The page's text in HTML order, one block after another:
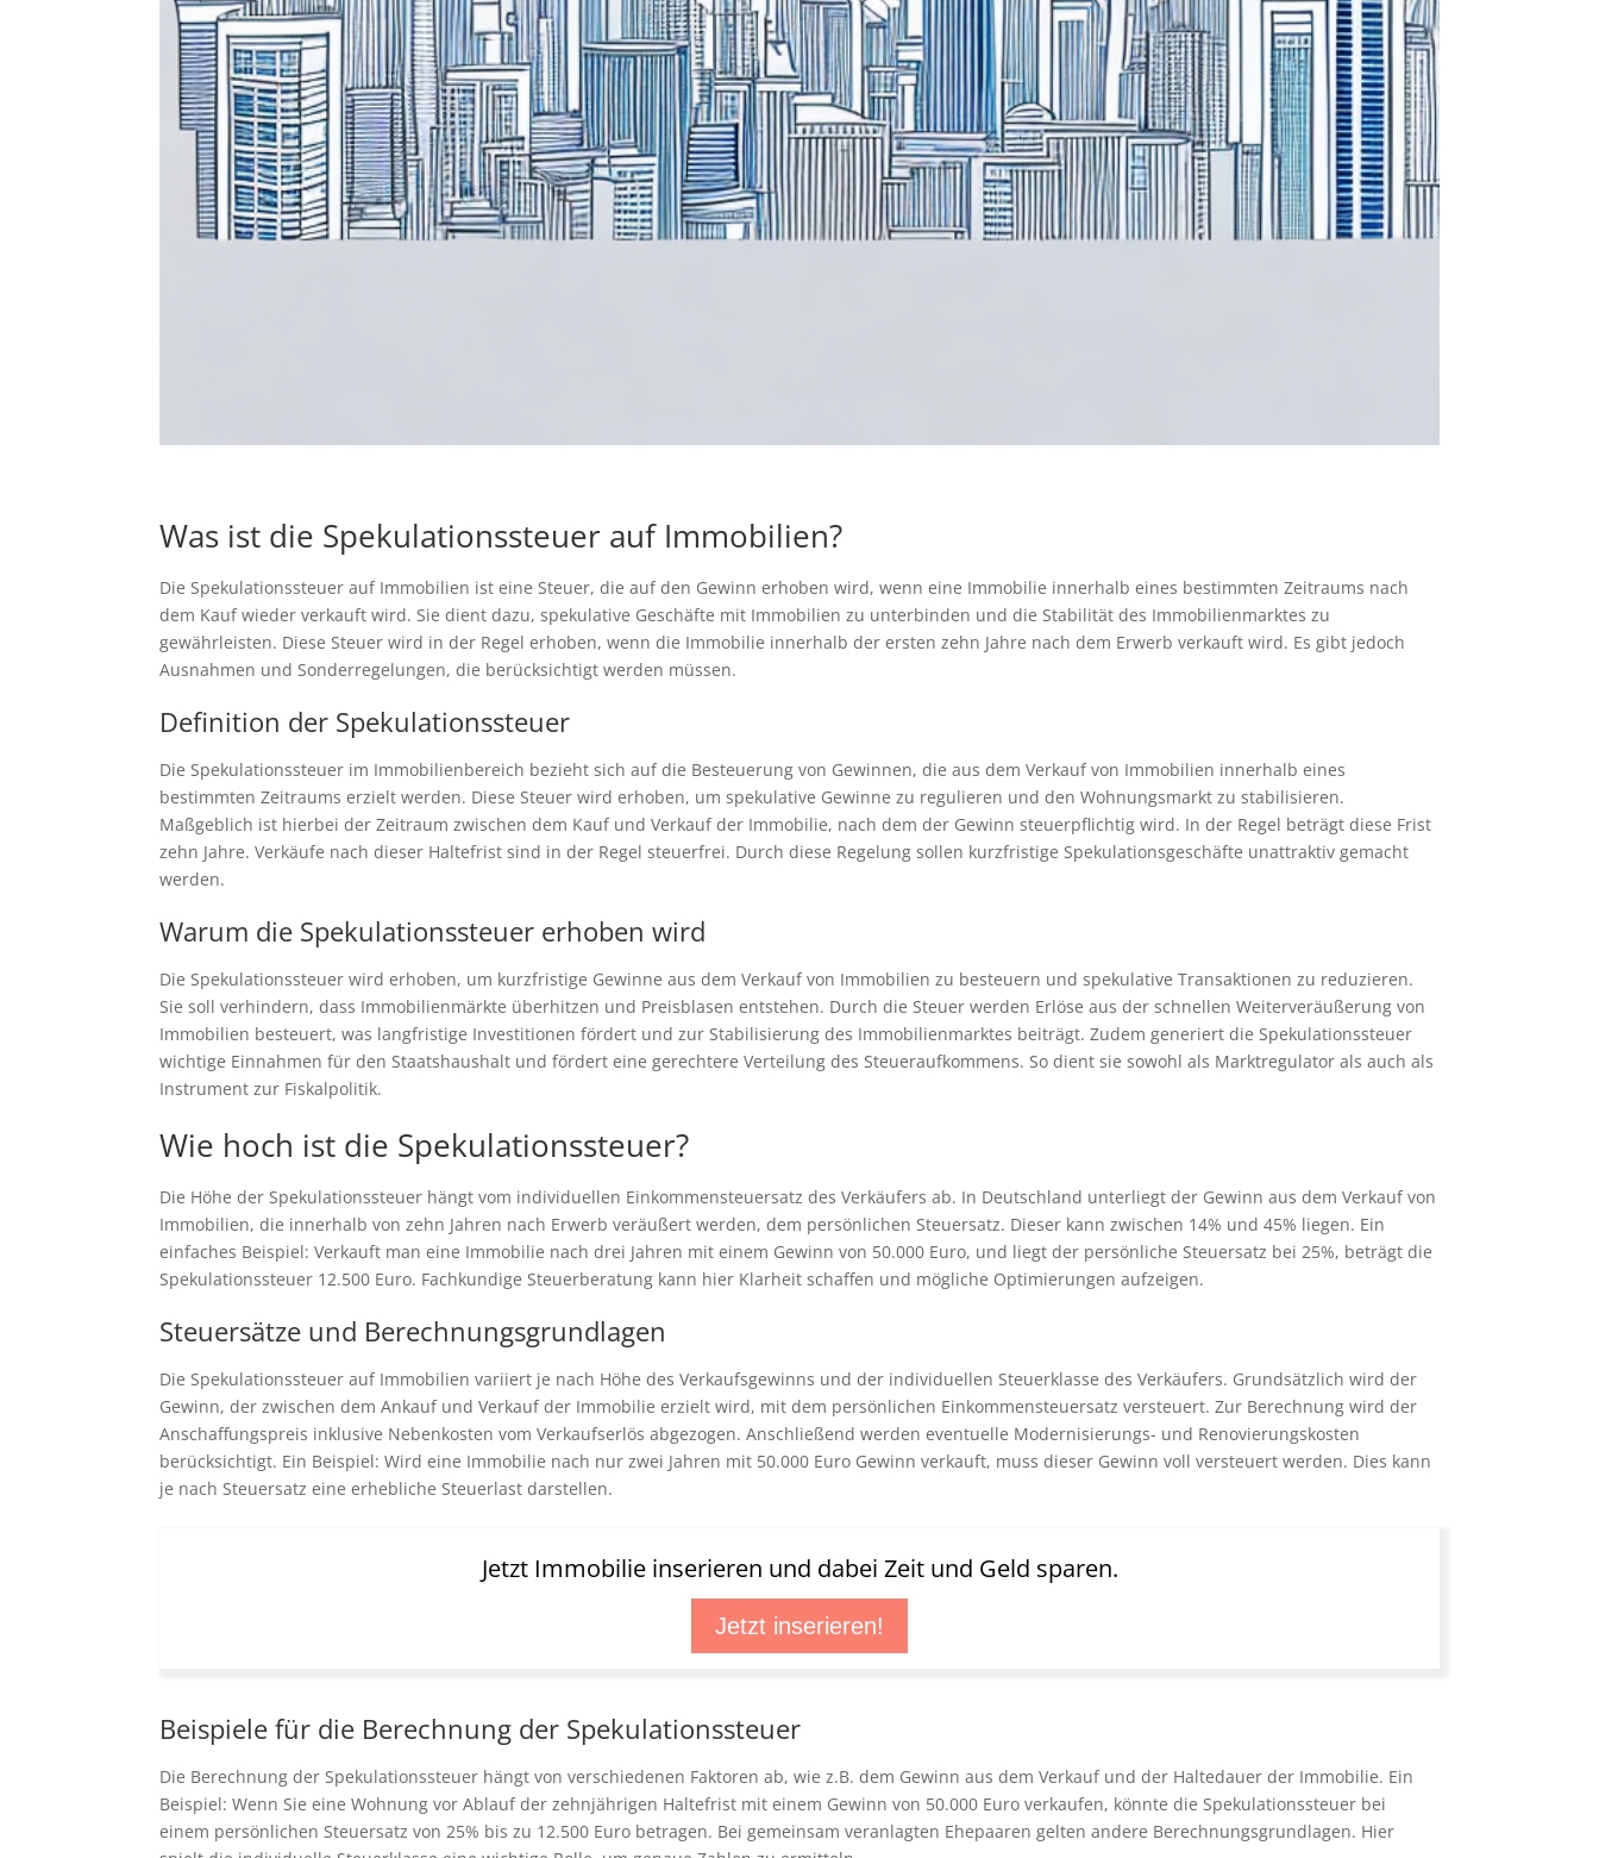
Was ist die Spekulationssteuer auf Immobilien?
Die Spekulationssteuer auf Immobilien ist eine Steuer, die auf den Gewinn erhoben wird, wenn eine Immobilie innerhalb eines bestimmten Zeitraums nach
dem Kauf wieder verkauft wird. Sie dient dazu, spekulative Geschäfte mit Immobilien zu unterbinden und die Stabilität des Immobilienmarktes zu
gewährleisten. Diese Steuer wird in der Regel erhoben, wenn die Immobilie innerhalb der ersten zehn Jahre nach dem Erwerb verkauft wird. Es gibt jedoch
Ausnahmen und Sonderregelungen, die berücksichtigt werden müssen.
Definition der Spekulationssteuer
Die Spekulationssteuer im Immobilienbereich bezieht sich auf die Besteuerung von Gewinnen, die aus dem Verkauf von Immobilien innerhalb eines
bestimmten Zeitraums erzielt werden. Diese Steuer wird erhoben, um spekulative Gewinne zu regulieren und den Wohnungsmarkt zu stabilisieren.
Maßgeblich ist hierbei der Zeitraum zwischen dem Kauf und Verkauf der Immobilie, nach dem der Gewinn steuerpflichtig wird. In der Regel beträgt diese Frist
zehn Jahre. Verkäufe nach dieser Haltefrist sind in der Regel steuerfrei. Durch diese Regelung sollen kurzfristige Spekulationsgeschäfte unattraktiv gemacht
werden.
Warum die Spekulationssteuer erhoben wird
Die Spekulationssteuer wird erhoben, um kurzfristige Gewinne aus dem Verkauf von Immobilien zu besteuern und spekulative Transaktionen zu reduzieren.
Sie soll verhindern, dass Immobilienmärkte überhitzen und Preisblasen entstehen. Durch die Steuer werden Erlöse aus der schnellen Weiterveräußerung von
Immobilien besteuert, was langfristige Investitionen fördert und zur Stabilisierung des Immobilienmarktes beiträgt. Zudem generiert die Spekulationssteuer
wichtige Einnahmen für den Staatshaushalt und fördert eine gerechtere Verteilung des Steueraufkommens. So dient sie sowohl als Marktregulator als auch als
Instrument zur Fiskalpolitik.
Wie hoch ist die Spekulationssteuer?
Die Höhe der Spekulationssteuer hängt vom individuellen Einkommensteuersatz des Verkäufers ab. In Deutschland unterliegt der Gewinn aus dem Verkauf von
Immobilien, die innerhalb von zehn Jahren nach Erwerb veräußert werden, dem persönlichen Steuersatz. Dieser kann zwischen 14% und 45% liegen. Ein
einfaches Beispiel: Verkauft man eine Immobilie nach drei Jahren mit einem Gewinn von 50.000 Euro, und liegt der persönliche Steuersatz bei 25%, beträgt die
Spekulationssteuer 12.500 Euro. Fachkundige Steuerberatung kann hier Klarheit schaffen und mögliche Optimierungen aufzeigen.
Steuersätze und Berechnungsgrundlagen
Die Spekulationssteuer auf Immobilien variiert je nach Höhe des Verkaufsgewinns und der individuellen Steuerklasse des Verkäufers. Grundsätzlich wird der
Gewinn, der zwischen dem Ankauf und Verkauf der Immobilie erzielt wird, mit dem persönlichen Einkommensteuersatz versteuert. Zur Berechnung wird der
Anschaffungspreis inklusive Nebenkosten vom Verkaufserlös abgezogen. Anschließend werden eventuelle Modernisierungs- und Renovierungskosten
berücksichtigt. Ein Beispiel: Wird eine Immobilie nach nur zwei Jahren mit 50.000 Euro Gewinn verkauft, muss dieser Gewinn voll versteuert werden. Dies kann
je nach Steuersatz eine erhebliche Steuerlast darstellen.
Jetzt Immobilie inserieren und dabei Zeit und Geld sparen.
Jetzt inserieren!
Beispiele für die Berechnung der Spekulationssteuer
Die Berechnung der Spekulationssteuer hängt von verschiedenen Faktoren ab, wie z.B. dem Gewinn aus dem Verkauf und der Haltedauer der Immobilie. Ein
Beispiel: Wenn Sie eine Wohnung vor Ablauf der zehnjährigen Haltefrist mit einem Gewinn von 50.000 Euro verkaufen, könnte die Spekulationssteuer bei
einem persönlichen Steuersatz von 25% bis zu 12.500 Euro betragen. Bei gemeinsam veranlagten Ehepaaren gelten andere Berechnungsgrundlagen. Hier